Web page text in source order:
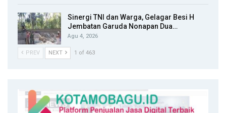
Sinergi TNI dan Warga, Gelagar Besi H
Jembatan Garuda Nonapan Dua…
Agu 4, 2026
PREV NEXT 1 of 463